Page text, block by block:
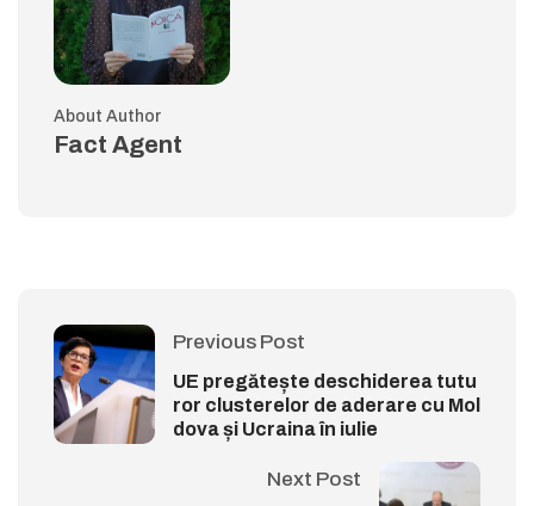
About Author
Fact Agent
Previous Post
UE pregătește deschiderea tutu
ror clusterelor de aderare cu Mol
dova și Ucraina în iulie
Next Post